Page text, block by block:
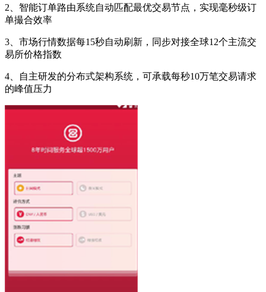
2、智能订单路由系统自动匹配最优交易节点，实现毫秒级订
单撮合效率
3、市场行情数据每15秒自动刷新，同步对接全球12个主流交
易所价格指数
4、自主研发的分布式架构系统，可承载每秒10万笔交易请求
的峰值压力